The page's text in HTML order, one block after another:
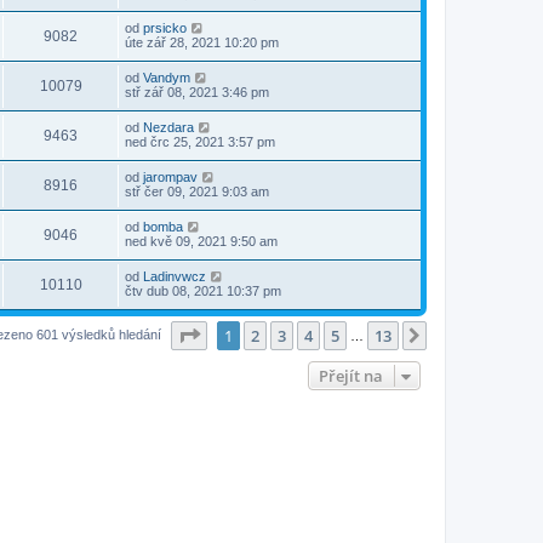
9082 od prsicko
úte zář 28, 2021 10:20 pm
10079 od Vandym
stř zář 08, 2021 3:46 pm
9463 od Nezdara
ned črc 25, 2021 3:57 pm
8916 od jarompav
stř čer 09, 2021 9:03 am
9046 od bomba
ned kvě 09, 2021 9:50 am
10110 od Ladinvwcz
čtv dub 08, 2021 10:37 pm
601 výsledků hledání Stránka z
1 2 3 4 5 13
Přejít na